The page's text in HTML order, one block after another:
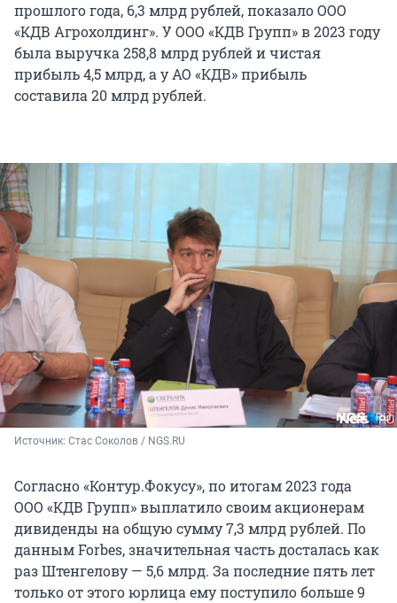
прошлого года, 6,3 млрд рублей, показало ООО
«КДВ Агрохолдинг». У ООО «КДВ Групп» в 2023 году
была выручка 258,8 млрд рублей и чистая
прибыль 4,5 млрд, а у АО «КДВ» прибыль
составила 20 млрд рублей.
Источник: Стас Соколов / NGS.RU
Согласно «Контур.Фокусу», по итогам 2023 года
ООО «КДВ Групп» выплатило своим акционерам
дивиденды на общую сумму 7,3 млрд рублей. По
данным Forbes, значительная часть досталась как
раз Штенгелову — 5,6 млрд. За последние пять лет
только от этого юрлица ему поступило больше 9